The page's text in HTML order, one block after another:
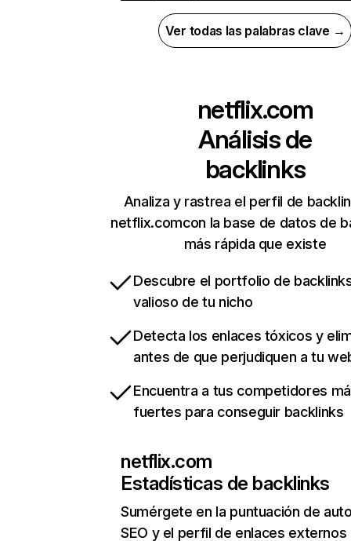
Ver todas las palabras clave →
netflix.com
Análisis de
backlinks
Analiza y rastrea el perfil de
netflix.comcon la base de datos de
más rápida que existe
Descubre el portfolio de
valioso de tu nicho
Detecta los enlaces tóxicos y
antes de que perjudiquen a tu
Encuentra a tus competidores
fuertes para conseguir backlinks
netflix.com
Estadísticas de backlinks
Sumérgete en la puntuación de
SEO y el perfil de enlaces externos